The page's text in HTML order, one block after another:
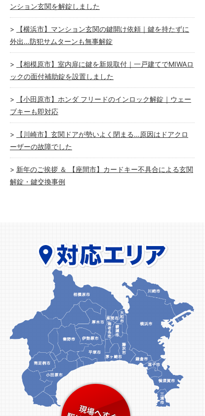
ンション玄関を解錠しました
【横浜市】マンション玄関の鍵開け依頼｜鍵を持たずに
外出…防犯サムターンも無事解錠
【相模原市】室内扉に鍵を新規取付｜一戸建てでMIWAロ
ックの面付補助錠を設置しました
【小田原市】ホンダ フリードのインロック解錠｜ウェー
ブキーも即対応
【川崎市】玄関ドアが勢いよく閉まる…原因はドアクロ
ーザーの故障でした
新年のご挨拶 ＆ 【座間市】カードキー不具合による玄関
解錠・鍵交換事例